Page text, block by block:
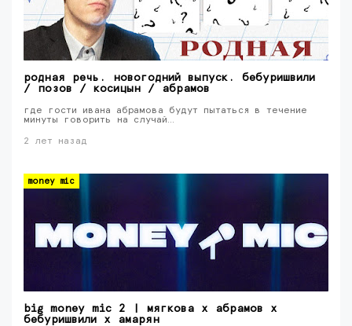
родная речь. новогодний выпуск. бебуришвили
/ позов / косицын / абрамов
где гости ивана абрамова будут пытаться в течение
минуты говорить на случай…
2 лет назад
money mic
big money mic 2 | мягкова х абрамов х
бебуришвили х амарян